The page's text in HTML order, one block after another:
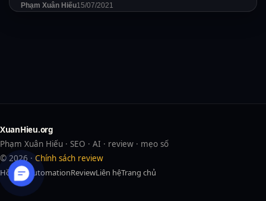
Phạm Xuân Hiếu15/07/2021
XuanHieu.org
Phạm Xuân Hiếu · SEO · AI · review · mẹo số
© 2026 · Chính sách review
Hồ sơAIAutomationReviewLiên hệTrang chủ